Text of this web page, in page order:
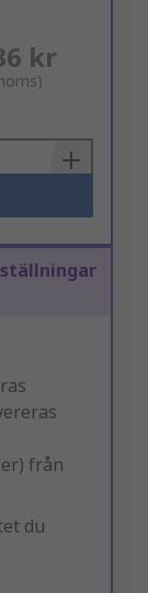
kr
från
du